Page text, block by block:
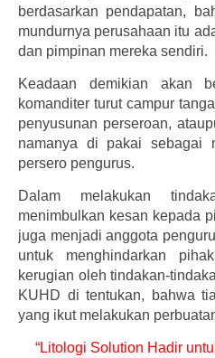
berdasarkan pendapatan,
mundurnya perusahaan itu
dan pimpinan mereka sendiri.
Keadaan demikian akan
komanditer turut campur
penyusunan perseroan,
namanya di pakai sebagai
persero pengurus.
Dalam melakukan
menimbulkan kesan kepada
juga menjadi anggota
untuk menghindarkan
kerugian oleh tindakan-
KUHD di tentukan, bahwa
yang ikut melakukan
“Litologi Solution Hadir